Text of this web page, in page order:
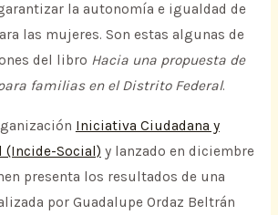
la autonomía e igualdad de
las mujeres. Son estas algunas de
del libro Hacia una propuesta de
familias en el Distrito Federal.
Iniciativa Ciudadana y
(Incide-Social) y lanzado en diciembre
presenta los resultados de una
por Guadalupe Ordaz Beltrán